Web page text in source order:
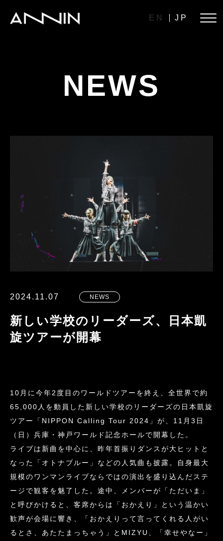
EN JP
NEWS
2024.11.07 NEWS
新しい学校のリーダーズ、日本凱
旋ツアーが開幕
10月に今年2度目のワールドツアーを終え、全世界で約
65,000人を動員した新しい学校のリーダーズの日本凱旋
ツアー「NIPPON Calling Tour 2024」が、11月3日
（日）兵庫・神戸ワールド記念ホールで開幕した。
ライブは新曲を中心に、昨年首振りダンスが大ヒットと
なった「オトナブルー」などの人気曲も披露。自身最大
規模のワンマンライブならではの演出を盛り込んだステ
ージで観客を魅了した。途中、メンバーが「ただいま」
と呼びかけると、客席からは「おかえり」という温かい
歓声が会場に響き、「おかえりって言ってくれる人がい
るとさ、あたたまっちゃう」とMIZYU、「幸せやなー」